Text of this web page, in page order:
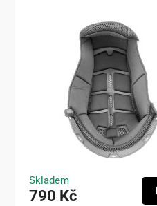
Skladem
790 Kč